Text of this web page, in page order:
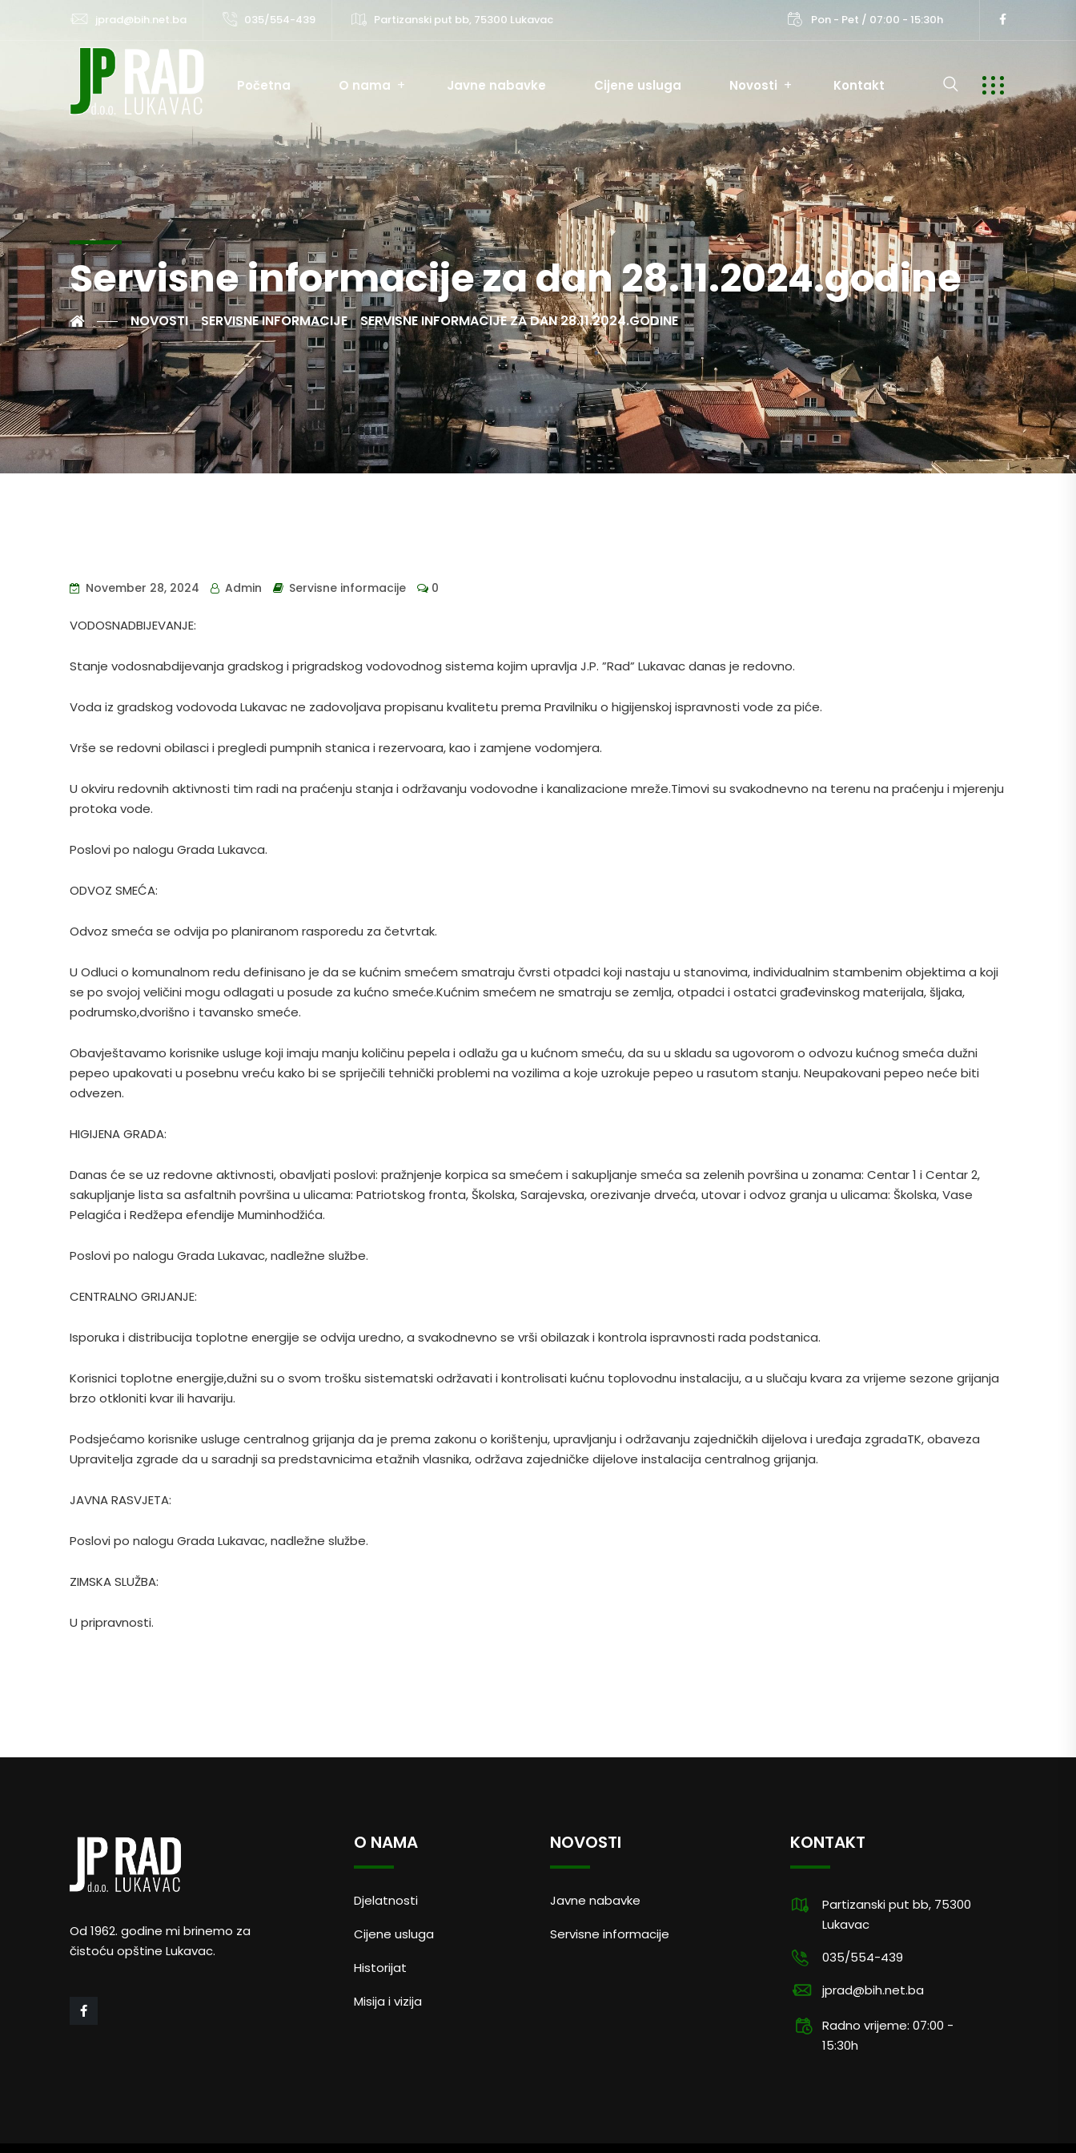
jprad@bih.net.ba 035/554-439 Partizanski put bb, 75300 Lukavac Pon - Pet / 07:00 - 15:30h
Početna O nama Javne nabavke Cijene usluga Novosti Kontakt
Servisne informacije za dan 28.11.2024.godine
NOVOSTI SERVISNE INFORMACIJE SERVISNE INFORMACIJE ZA DAN 28.11.2024.GODINE
November 28, 2024 Admin Servisne informacije 0
VODOSNADBIJEVANJE:
Stanje vodosnabdijevanja gradskog i prigradskog vodovodnog sistema kojim upravlja J.P. ”Rad” Lukavac danas je redovno.
Voda iz gradskog vodovoda Lukavac ne zadovoljava propisanu kvalitetu prema Pravilniku o higijenskoj ispravnosti vode za piće.
Vrše se redovni obilasci i pregledi pumpnih stanica i rezervoara, kao i zamjene vodomjera.
U okviru redovnih aktivnosti tim radi na praćenju stanja i održavanju vodovodne i kanalizacione mreže.Timovi su svakodnevno na terenu na praćenju i mjerenju
protoka vode.
Poslovi po nalogu Grada Lukavca.
ODVOZ SMEĆA:
Odvoz smeća se odvija po planiranom rasporedu za četvrtak.
U Odluci o komunalnom redu definisano je da se kućnim smećem smatraju čvrsti otpadci koji nastaju u stanovima, individualnim stambenim objektima a koji
se po svojoj veličini mogu odlagati u posude za kućno smeće.Kućnim smećem ne smatraju se zemlja, otpadci i ostatci građevinskog materijala, šljaka,
podrumsko,dvorišno i tavansko smeće.
Obavještavamo korisnike usluge koji imaju manju količinu pepela i odlažu ga u kućnom smeću, da su u skladu sa ugovorom o odvozu kućnog smeća dužni
pepeo upakovati u posebnu vreću kako bi se spriječili tehnički problemi na vozilima a koje uzrokuje pepeo u rasutom stanju. Neupakovani pepeo neće biti
odvezen.
HIGIJENA GRADA:
Danas će se uz redovne aktivnosti, obavljati poslovi: pražnjenje korpica sa smećem i sakupljanje smeća sa zelenih površina u zonama: Centar 1 i Centar 2,
sakupljanje lista sa asfaltnih površina u ulicama: Patriotskog fronta, Školska, Sarajevska, orezivanje drveća, utovar i odvoz granja u ulicama: Školska, Vase
Pelagića i Redžepa efendije Muminhodžića.
Poslovi po nalogu Grada Lukavac, nadležne službe.
CENTRALNO GRIJANJE:
Isporuka i distribucija toplotne energije se odvija uredno, a svakodnevno se vrši obilazak i kontrola ispravnosti rada podstanica.
Korisnici toplotne energije,dužni su o svom trošku sistematski održavati i kontrolisati kućnu toplovodnu instalaciju, a u slučaju kvara za vrijeme sezone grijanja
brzo otkloniti kvar ili havariju.
Podsjećamo korisnike usluge centralnog grijanja da je prema zakonu o korištenju, upravljanju i održavanju zajedničkih dijelova i uređaja zgradaTK, obaveza
Upravitelja zgrade da u saradnji sa predstavnicima etažnih vlasnika, održava zajedničke dijelove instalacija centralnog grijanja.
JAVNA RASVJETA:
Poslovi po nalogu Grada Lukavac, nadležne službe.
ZIMSKA SLUŽBA:
U pripravnosti.
Od 1962. godine mi brinemo za
čistoću opštine Lukavac.
O NAMA
Djelatnosti
Cijene usluga
Historijat
Misija i vizija
NOVOSTI
Javne nabavke
Servisne informacije
KONTAKT
Partizanski put bb, 75300
Lukavac
035/554-439
jprad@bih.net.ba
Radno vrijeme: 07:00 -
15:30h